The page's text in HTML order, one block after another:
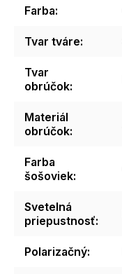
Farba:
Tvar tváre:
Tvar
obrúčok:
Materiál
obrúčok:
Farba
šošoviek:
Svetelná
priepustnosť:
Polarizačný: